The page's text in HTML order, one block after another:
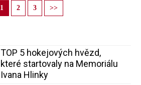
1 2 3 >>
TOP 5 hokejových hvězd,
které startovaly na Memoriálu
Ivana Hlinky